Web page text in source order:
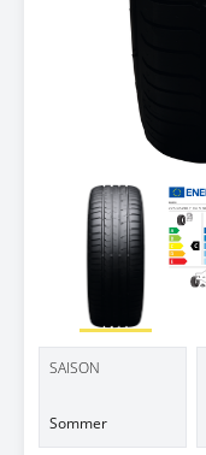
SAISON
Sommer